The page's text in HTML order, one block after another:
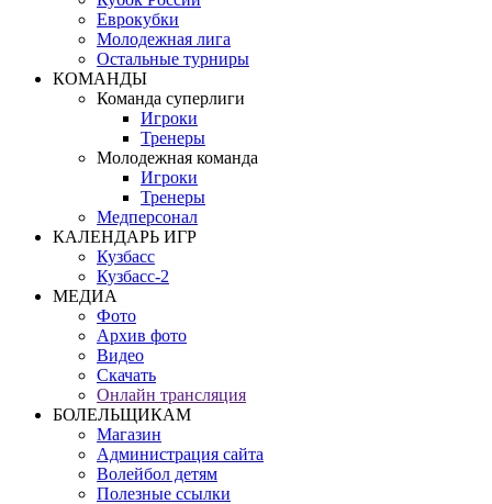
Еврокубки
Молодежная лига
Остальные турниры
КОМАНДЫ
Команда суперлиги
Игроки
Тренеры
Молодежная команда
Игроки
Тренеры
Медперсонал
КАЛЕНДАРЬ ИГР
Кузбасс
Кузбасс-2
МЕДИА
Фото
Архив фото
Видео
Скачать
Онлайн трансляция
БОЛЕЛЬЩИКАМ
Магазин
Администрация сайта
Волейбол детям
Полезные ссылки